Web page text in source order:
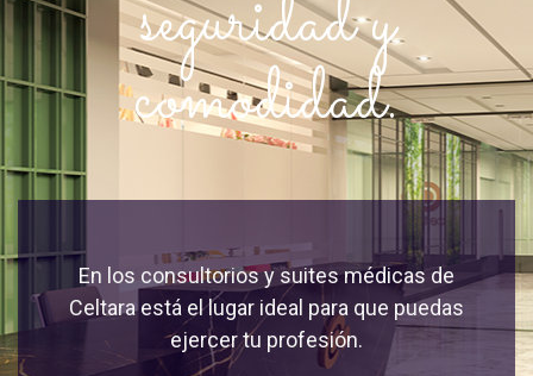
seguridad y
comodidad.
En los consultorios y suites médicas de
Celtara está el lugar ideal para que puedas
ejercer tu profesión.